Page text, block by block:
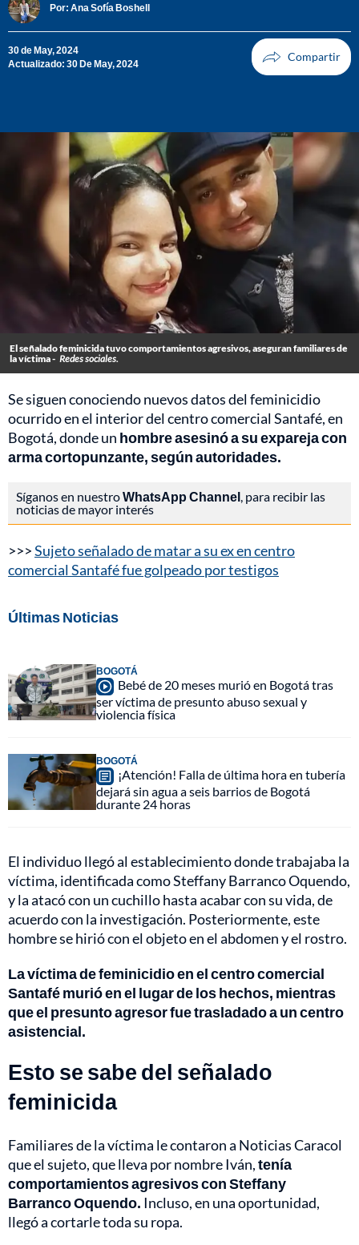
Por: Ana Sofía Boshell
30 de May, 2024
Actualizado: 30 De May, 2024
El señalado feminicida tuvo comportamientos agresivos, aseguran familiares de
la víctima - Redes sociales.
Se siguen conociendo nuevos datos del feminicidio
ocurrido en el interior del centro comercial Santafé, en
Bogotá, donde un hombre asesinó a su expareja con
arma cortopunzante, según autoridades.
Síganos en nuestroWhatsApp Channel, para recibir las
noticias de mayor interés
>>>Sujeto señalado de matar a su ex en centro
comercial Santafé fue golpeado por testigos
Últimas Noticias
BOGOTÁ
Bebé de 20 meses murió en Bogotá tras
ser víctima de presunto abuso sexual y
violencia física
BOGOTÁ
¡Atención! Falla de última hora en tubería
dejará sin agua a seis barrios de Bogotá
durante 24 horas
El individuo llegó al establecimiento donde trabajaba la
víctima, identificada como Steffany Barranco Oquendo,
y la atacó con un cuchillo hasta acabar con su vida, de
acuerdo con la investigación. Posteriormente, este
hombre se hirió con el objeto en el abdomen y el rostro.
La víctima de feminicidio en el centro comercial
Santafé murió en el lugar de los hechos, mientras
que el presunto agresor fue trasladado a un centro
asistencial.
Esto se sabe del señalado
feminicida
Familiares de la víctima le contaron a Noticias Caracol
que el sujeto, que lleva por nombre Iván,tenía
comportamientos agresivos con Steffany
Barranco Oquendo. Incluso, en una oportunidad,
llegó a cortarle toda su ropa.